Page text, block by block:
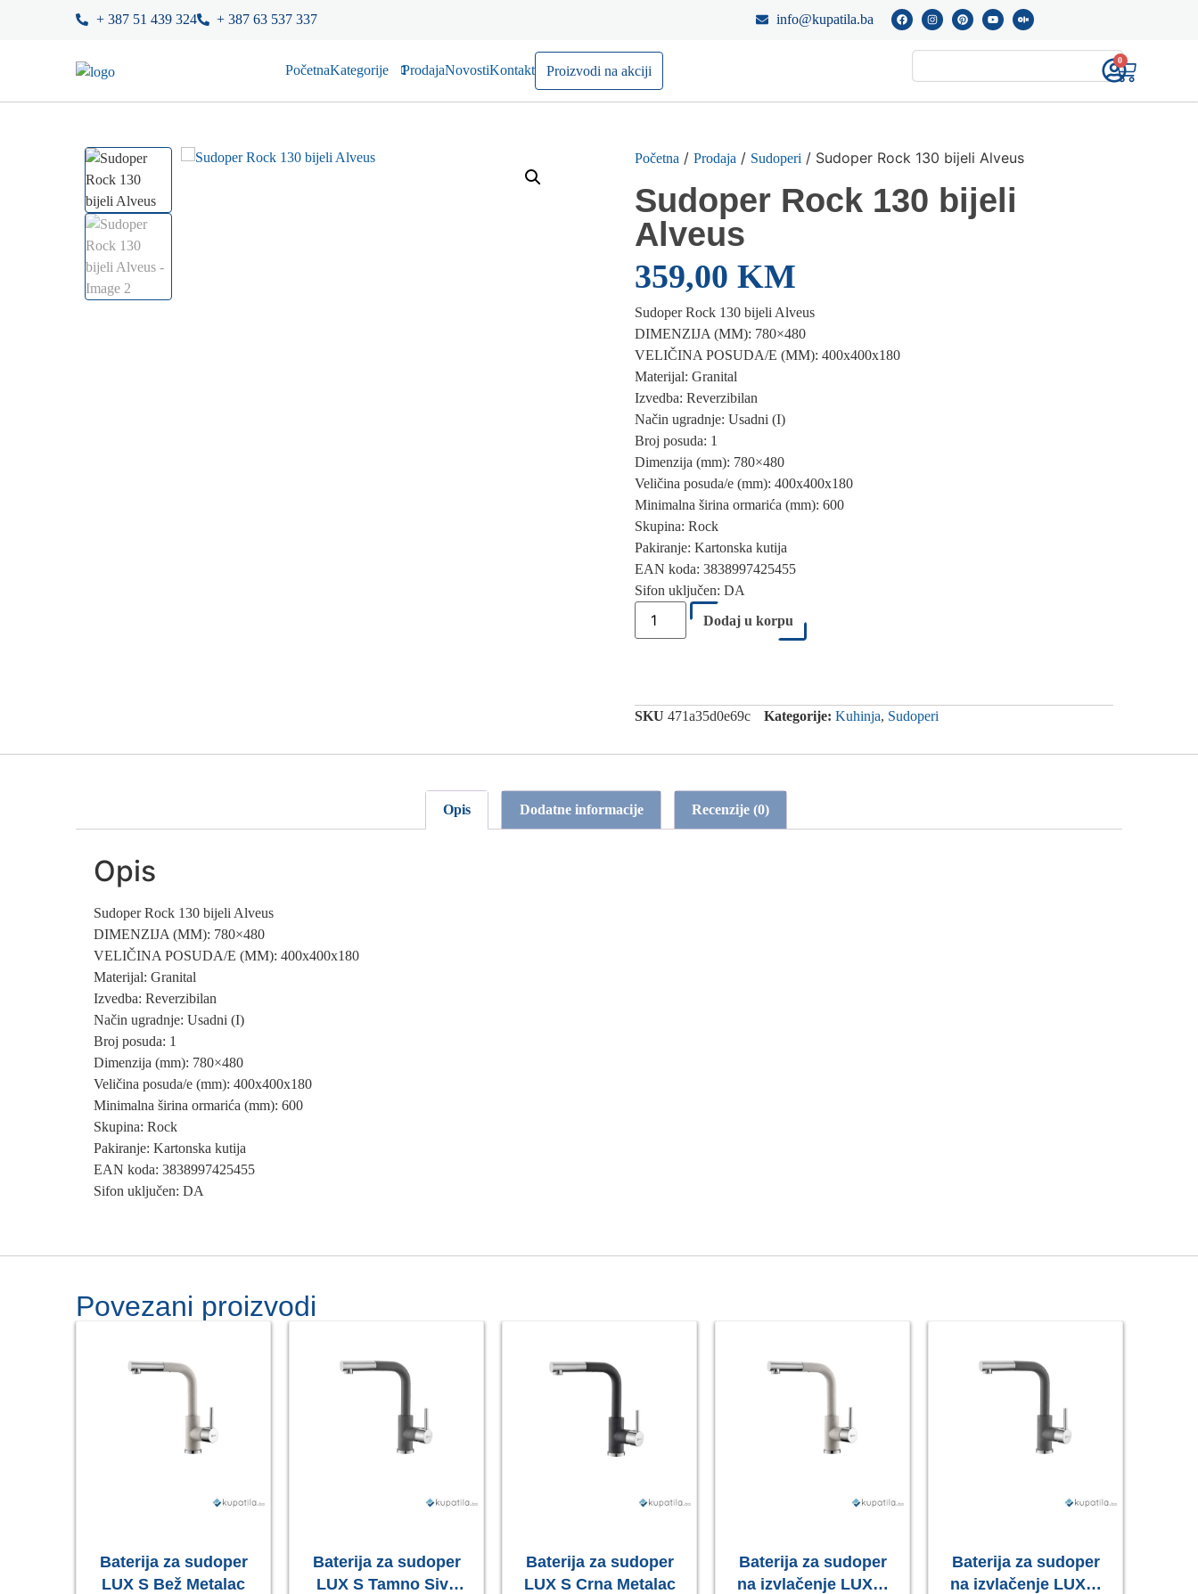
+ 387 51 439 324 + 387 63 537 337 info@kupatila.ba
PočetnaKategorije ProdajaNovostiKontakt Proizvodi na akciji
0
Početna / Prodaja / Sudoperi / Sudoper Rock 130 bijeli Alveus
Sudoper Rock 130 bijeli
Alveus
359,00 KM
Sudoper Rock 130 bijeli Alveus
DIMENZIJA (MM): 780×480
VELIČINA POSUDA/E (MM): 400x400x180
Materijal: Granital
Izvedba: Reverzibilan
Način ugradnje: Usadni (I)
Broj posuda: 1
Dimenzija (mm): 780×480
Veličina posuda/e (mm): 400x400x180
Minimalna širina ormarića (mm): 600
Skupina: Rock
Pakiranje: Kartonska kutija
EAN koda: 3838997425455
Sifon uključen: DA
Dodaj u korpu
SKU 471a35d0e69c Kategorije: Kuhinja, Sudoperi
Opis Dodatne informacije Recenzije (0)
Opis
Sudoper Rock 130 bijeli Alveus
DIMENZIJA (MM): 780×480
VELIČINA POSUDA/E (MM): 400x400x180
Materijal: Granital
Izvedba: Reverzibilan
Način ugradnje: Usadni (I)
Broj posuda: 1
Dimenzija (mm): 780×480
Veličina posuda/e (mm): 400x400x180
Minimalna širina ormarića (mm): 600
Skupina: Rock
Pakiranje: Kartonska kutija
EAN koda: 3838997425455
Sifon uključen: DA
Povezani proizvodi
Baterija za sudoper
LUX S Bež Metalac
Baterija za sudoper
LUX S Tamno Siva
Baterija za sudoper
LUX S Crna Metalac
Baterija za sudoper
na izvlačenje LUX S
Baterija za sudoper
na izvlačenje LUX S